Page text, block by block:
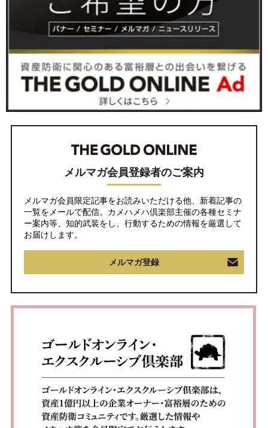
メルマガ会員登録者のご案内
メルマガ会員限定記事をお読みいただける他、新着記事の
一覧をメールで配信。カメハメハ倶楽部主催の各種セミナ
ー案内等、知的武装をし、行動するための情報を厳選して
お届けします。
メルマガ登録